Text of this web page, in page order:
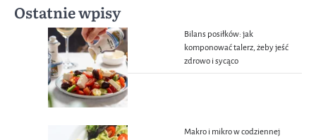
Ostatnie wpisy
Bilans posiłków: jak
komponować talerz, żeby jeść
zdrowo i sycąco
Makro i mikro w codziennej